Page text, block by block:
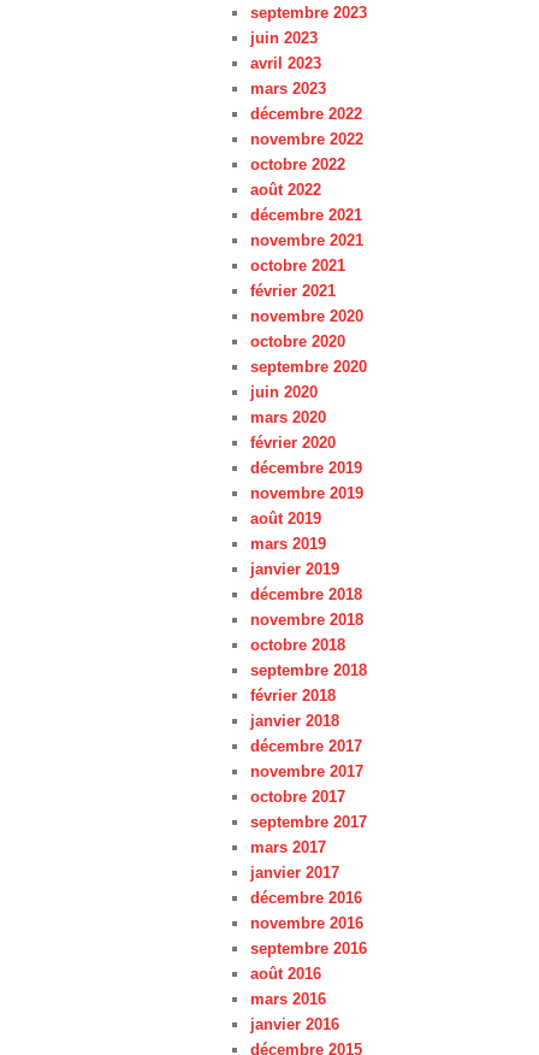
septembre 2023
juin 2023
avril 2023
mars 2023
décembre 2022
novembre 2022
octobre 2022
août 2022
décembre 2021
novembre 2021
octobre 2021
février 2021
novembre 2020
octobre 2020
septembre 2020
juin 2020
mars 2020
février 2020
décembre 2019
novembre 2019
août 2019
mars 2019
janvier 2019
décembre 2018
novembre 2018
octobre 2018
septembre 2018
février 2018
janvier 2018
décembre 2017
novembre 2017
octobre 2017
septembre 2017
mars 2017
janvier 2017
décembre 2016
novembre 2016
septembre 2016
août 2016
mars 2016
janvier 2016
décembre 2015